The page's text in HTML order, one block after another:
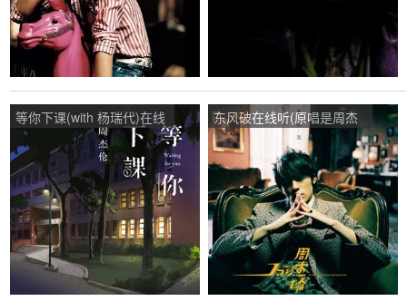
等你下课(with 杨瑞代)在线
听(原唱是周杰伦)，贵族♚
青丝茧、演唱点播:111次
东风破在线听(原唱是周杰
伦)，鹏鹏演唱点播:273次